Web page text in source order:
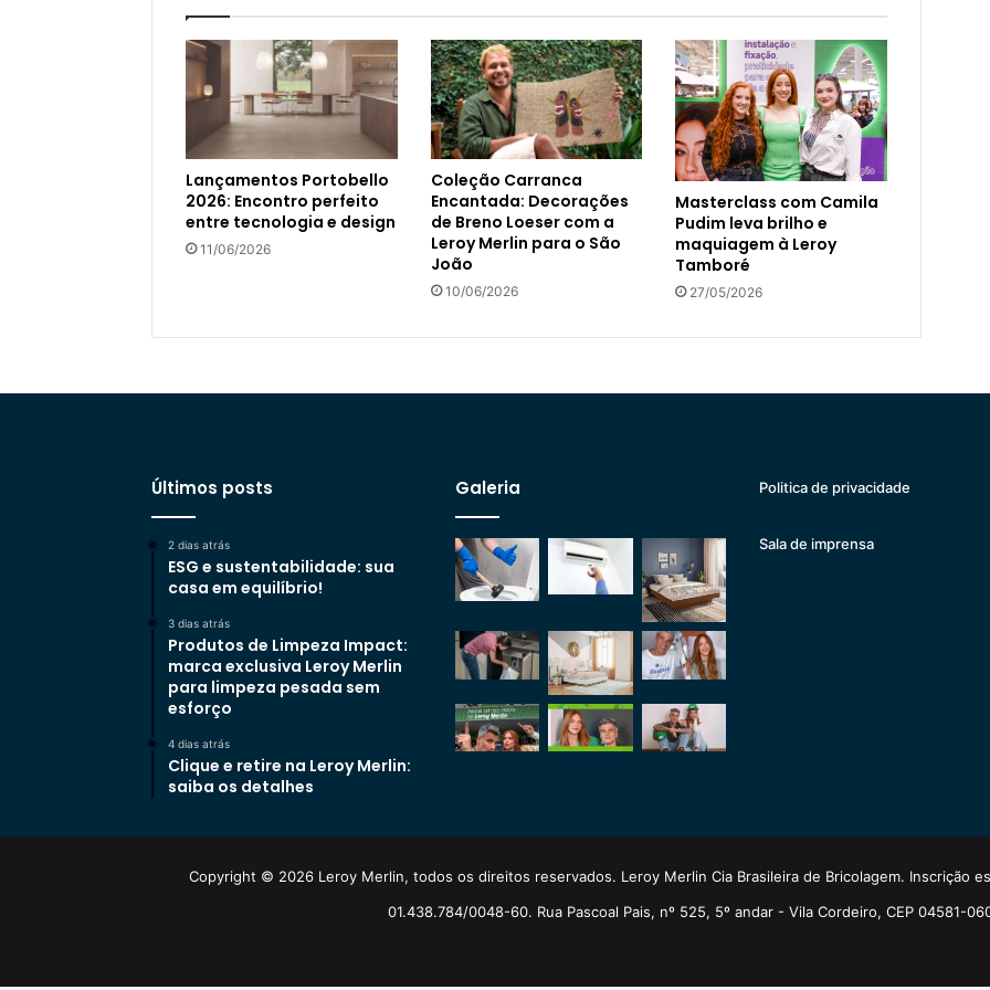
Lançamentos Portobello
2026: Encontro perfeito
entre tecnologia e design
11/06/2026
Coleção Carranca
Encantada: Decorações
de Breno Loeser com a
Leroy Merlin para o São
João
10/06/2026
Masterclass com Camila
Pudim leva brilho e
maquiagem à Leroy
Tamboré
27/05/2026
Últimos posts
2 dias atrás
ESG e sustentabilidade: sua
casa em equilíbrio!
3 dias atrás
Produtos de Limpeza Impact:
marca exclusiva Leroy Merlin
para limpeza pesada sem
esforço
4 dias atrás
Clique e retire na Leroy Merlin:
saiba os detalhes
Galeria Politica de privacidade
Sala de imprensa
Copyright © 2026 Leroy Merlin, todos os direitos reservados. Leroy Merlin Cia Brasileira de Bricolagem. Inscrição
01.438.784/0048-60. Rua Pascoal Pais, nº 525, 5º andar - Vila Cordeiro, CEP 04581-